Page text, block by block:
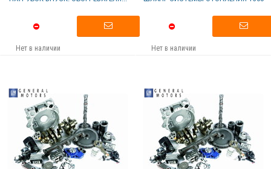
Нет в наличии Нет в наличии